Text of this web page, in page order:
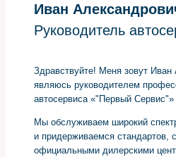
Иван
Руководитель
Здравствуйте! Меня зовут Иван
являюсь руководителем
автосервиса «"Первый
Мы обслуживаем широкий
и придерживаемся стандартов,
официальными дилерскими